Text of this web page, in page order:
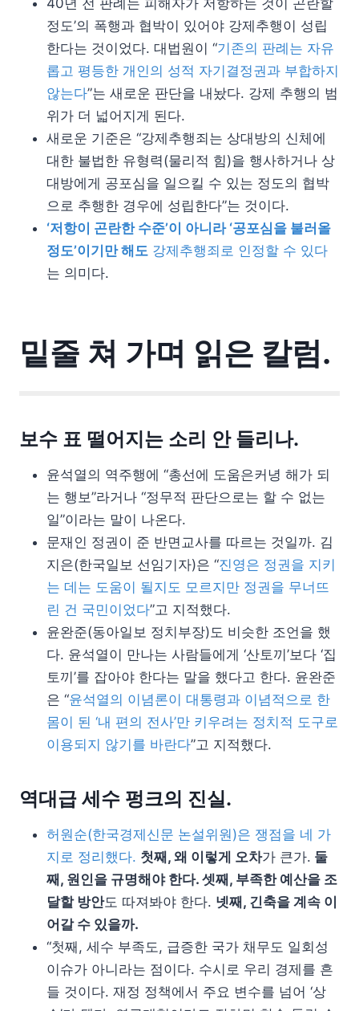
정도’의 폭행과 협박이 있어야 강제추행이 성립
한다는 것이었다. 대법원이 “기존의 판례는 자유
롭고 평등한 개인의 성적 자기결정권과 부합하지
않는다”는 새로운 판단을 내놨다. 강제 추행의 범
위가 더 넓어지게 된다.
새로운 기준은 “강제추행죄는 상대방의 신체에
대한 불법한 유형력(물리적 힘)을 행사하거나 상
대방에게 공포심을 일으킬 수 있는 정도의 협박
으로 추행한 경우에 성립한다”는 것이다.
‘저항이 곤란한 수준’이 아니라 ‘공포심을 불러올
정도’이기만 해도 강제추행죄로 인정할 수 있다
는 의미다.
밑줄 쳐 가며 읽은 칼럼.
보수 표 떨어지는 소리 안 들리나.
윤석열의 역주행에 “총선에 도움은커녕 해가 되
는 행보”라거나 “정무적 판단으로는 할 수 없는
일”이라는 말이 나온다.
문재인 정권이 준 반면교사를 따르는 것일까. 김
지은(한국일보 선임기자)은 “진영은 정권을 지키
는 데는 도움이 될지도 모르지만 정권을 무너뜨
린 건 국민이었다”고 지적했다.
윤완준(동아일보 정치부장)도 비슷한 조언을 했
다. 윤석열이 만나는 사람들에게 ‘산토끼’보다 ‘집
토끼’를 잡아야 한다는 말을 했다고 한다. 윤완준
은 “윤석열의 이념론이 대통령과 이념적으로 한
몸이 된 ‘내 편의 전사’만 키우려는 정치적 도구로
이용되지 않기를 바란다”고 지적했다.
역대급 세수 펑크의 진실.
허원순(한국경제신문 논설위원)은 쟁점을 네 가
지로 정리했다. 첫째, 왜 이렇게 오차가 큰가. 둘
째, 원인을 규명해야 한다. 셋째, 부족한 예산을 조
달할 방안도 따져봐야 한다. 넷째, 긴축을 계속 이
어갈 수 있을까.
“첫째, 세수 부족도, 급증한 국가 채무도 일회성
이슈가 아니라는 점이다. 수시로 우리 경제를 흔
들 것이다. 재정 정책에서 주요 변수를 넘어 ‘상